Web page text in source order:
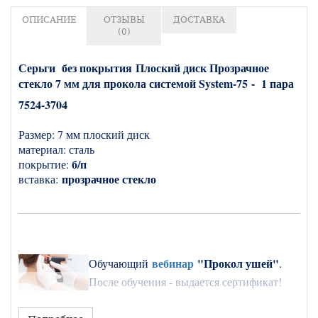
ОПИСАНИЕ
ОТЗЫВЫ
(0)
ДОСТАВКА
Серьги без покрытия Плоский диск Прозрачное
стекло 7 мм для прокола системой System-75 - 1 пара
7524-3704
Размер: 7 мм плоский диск
материал: сталь
покрытие: б/п
вставка: прозрачное стекло
Обучающий вебинар "Прокол ушей".
После обучения - выдается сертификат!